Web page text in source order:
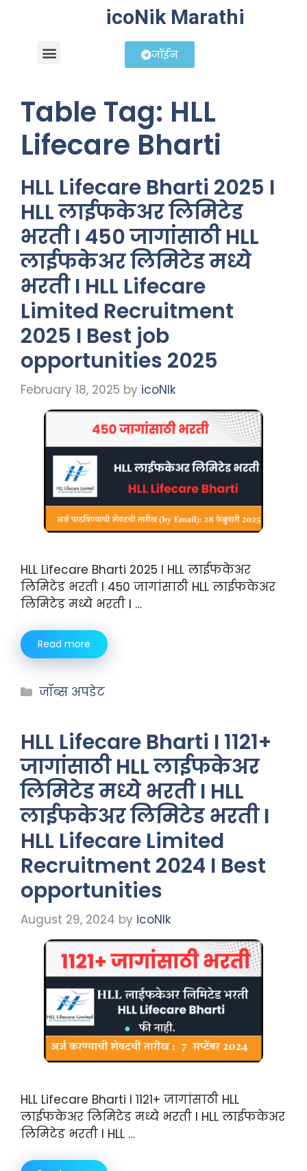
icoNik Marathi
जॉईन
Table Tag: HLL
Lifecare Bharti
HLL Lifecare Bharti 2025 I
HLL लाईफकेअर लिमिटेड
भरती I 450 जागांसाठी HLL
लाईफकेअर लिमिटेड मध्ये
भरती I HLL Lifecare
Limited Recruitment
2025 I Best job
opportunities 2025
February 18, 2025 by icoNIk
HLL Lifecare Bharti 2025 I HLL लाईफकेअर
लिमिटेड भरती I 450 जागांसाठी HLL लाईफकेअर
लिमिटेड मध्ये भरती I …
Read more
जॉब्स अपडेट
HLL Lifecare Bharti I 1121+
जागांसाठी HLL लाईफकेअर
लिमिटेड मध्ये भरती I HLL
लाईफकेअर लिमिटेड भरती I
HLL Lifecare Limited
Recruitment 2024 I Best
opportunities
August 29, 2024 by icoNIk
HLL Lifecare Bharti I 1121+ जागांसाठी HLL
लाईफकेअर लिमिटेड मध्ये भरती I HLL लाईफकेअर
लिमिटेड भरती I HLL …